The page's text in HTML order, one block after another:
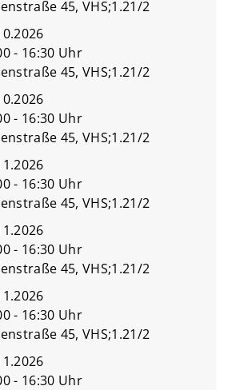
45, VHS;1.21/2
- 16:30 Uhr
45, VHS;1.21/2
- 16:30 Uhr
45, VHS;1.21/2
- 16:30 Uhr
45, VHS;1.21/2
- 16:30 Uhr
45, VHS;1.21/2
- 16:30 Uhr
45, VHS;1.21/2
- 16:30 Uhr